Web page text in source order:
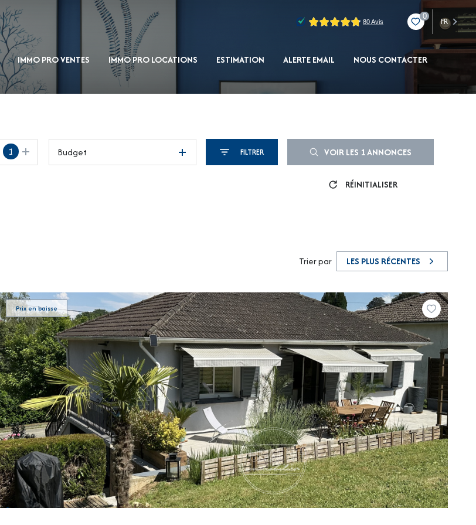
0 FR
IMMO PRO VENTES IMMO PRO LOCATIONS ESTIMATION ALERTE EMAIL NOUS CONTACTER
1 Budget FILTRER VOIR LES 1ANNONCES
RÉINITIALISER
Trier par LES PLUS RÉCENTES
Prix en baisse